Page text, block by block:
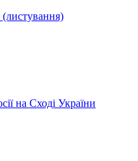
(листування)
на Сході України